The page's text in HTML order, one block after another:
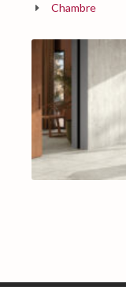
Chambre